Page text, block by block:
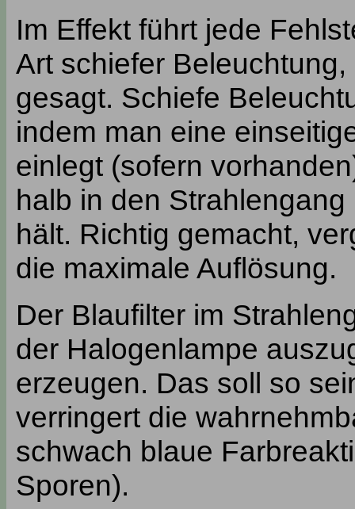
Im Effekt führt jede
Art schiefer
gesagt. Schiefe
indem man eine
einlegt (sofern
halb in den
hält. Richtig gemacht,
die maximale Auflösung.
Der Blaufilter im
der Halogenlampe
erzeugen. Das soll so
verringert die
schwach blaue
Sporen).